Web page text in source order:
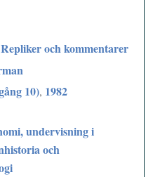
Repliker och kommentarer
10), 1982
undervisning i
och